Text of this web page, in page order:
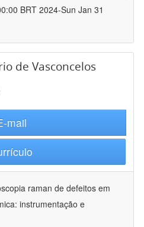
BRT 2024-Sun Jan 31
de Vasconcelos
mail
raman de defeitos em
instrumentação e